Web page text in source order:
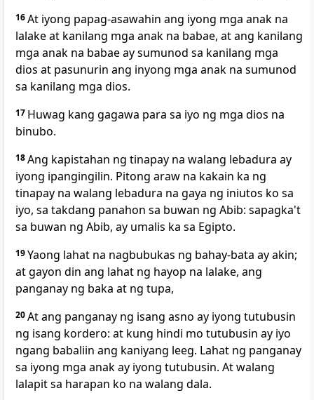
16At iyong papag-asawahin ang iyong mga anak na
lalake at kanilang mga anak na babae, at ang kanilang
mga anak na babae ay sumunod sa kanilang mga
dios at pasunurin ang inyong mga anak na sumunod
sa kanilang mga dios.
17 Huwag kang gagawa para sa iyo ng mga dios na
binubo.
18Ang kapistahan ng tinapay na walang lebadura ay
iyong ipangingilin. Pitong araw na kakain ka ng
tinapay na walang lebadura na gaya ng iniutos ko sa
iyo, sa takdang panahon sa buwan ng Abib: sapagka't
sa buwan ng Abib, ay umalis ka sa Egipto.
19Yaong lahat na nagbubukas ng bahay-bata ay akin;
at gayon din ang lahat ng hayop na lalake, ang
panganay ng baka at ng tupa,
20At ang panganay ng isang asno ay iyong tutubusin
ng isang kordero: at kung hindi mo tutubusin ay iyo
ngang babaliin ang kaniyang leeg. Lahat ng panganay
sa iyong mga anak ay iyong tutubusin. At walang
lalapit sa harapan ko na walang dala.